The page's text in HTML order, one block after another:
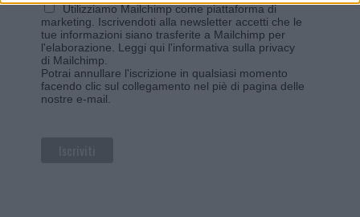
Utilizziamo Mailchimp come piattaforma di
marketing. Iscrivendoti alla newsletter accetti che le
tue informazioni siano trasferite a Mailchimp per
l'elaborazione. Leggi qui l'informativa sulla privacy
di Mailchimp
Potrai annullare l'iscrizione in qualsiasi momento
facendo clic sul collegamento nel piè di pagina delle
nostre e-mail.